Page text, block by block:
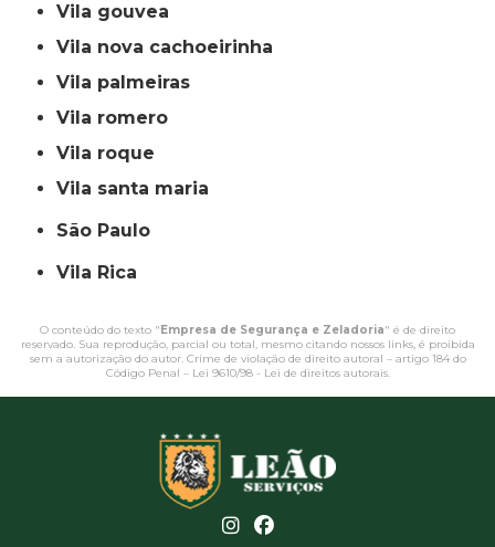
vila gouvea
vila nova cachoeirinha
vila palmeiras
vila romero
vila roque
vila santa maria
São Paulo
Vila Rica
O conteúdo do texto " Empresa de Segurança e Zeladoria" é de direito
reservado. Sua reprodução, parcial ou total, mesmo citando nossos links, é proibida
sem a autorização do autor. Crime de violação de direito autoral – artigo 184 do
Código Penal – Lei 9610/98 - Lei de direitos autorais.